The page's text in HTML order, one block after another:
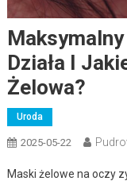
Działa I
Żelowa?
Uroda
2025-05-22
Maski żelowe na oczy